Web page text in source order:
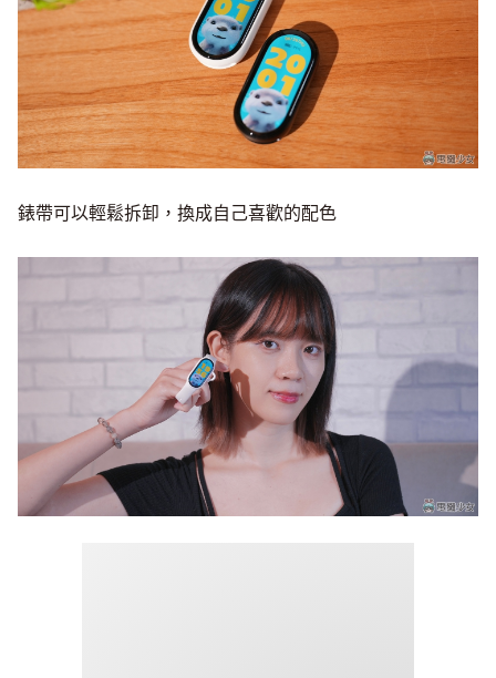
錶帶可以輕鬆拆卸，換成自己喜歡的配色